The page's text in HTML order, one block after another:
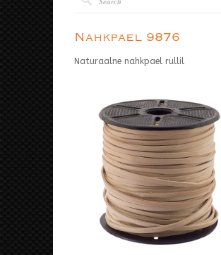
Nahkpael 9876
Naturaalne nahkpael rullil